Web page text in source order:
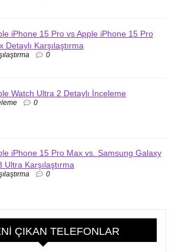
iPhone 15 Pro vs Apple iPhone 15 Pro
Detaylı Karşılaştırma
0
Watch Ultra 2 Detaylı İnceleme
0
iPhone 15 Pro Max vs. Samsung Galaxy
Ultra Karşılaştırma
0
ÇIKAN TELEFONLAR